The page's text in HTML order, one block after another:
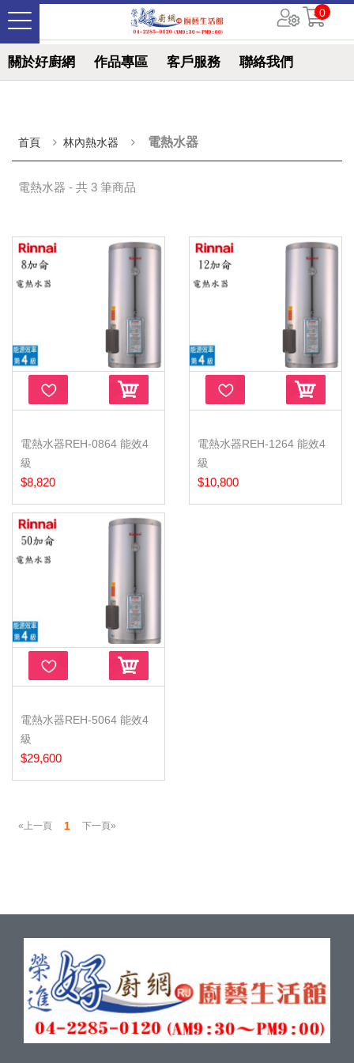
關於好廚網 作品專區 客戶服務 聯絡我們
0
首頁 林內熱水器 電熱水器
電熱水器 - 共 3 筆商品
電熱水器REH-0864 能效4
級
$8,820
電熱水器REH-1264 能效4
級
$10,800
電熱水器REH-5064 能效4
級
$29,600
«上一頁 1 下一頁»